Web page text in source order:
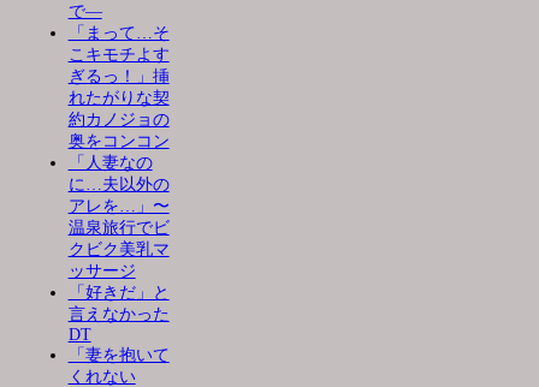
で―
「まって…そ
こキモチよす
ぎるっ！」挿
れたがりな契
約カノジョの
奥をコンコン
「人妻なの
に…夫以外の
アレを…」〜
温泉旅行でビ
クビク美乳マ
ッサージ
「好きだ」と
言えなかった
DT
「妻を抱いて
くれない